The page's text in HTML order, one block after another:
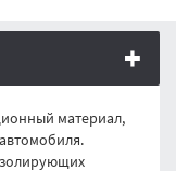
материал,